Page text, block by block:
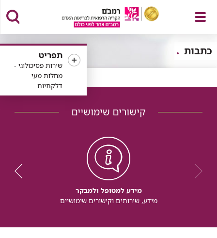
פתח
תפריט
תפריט
שירות פסיכולוגי -
מחלות מעי
דלקתיות
כתבות
קישורים שימושיים
מידע למטופל ולמבקר
מידע, שירותים וקישורים שימושיים